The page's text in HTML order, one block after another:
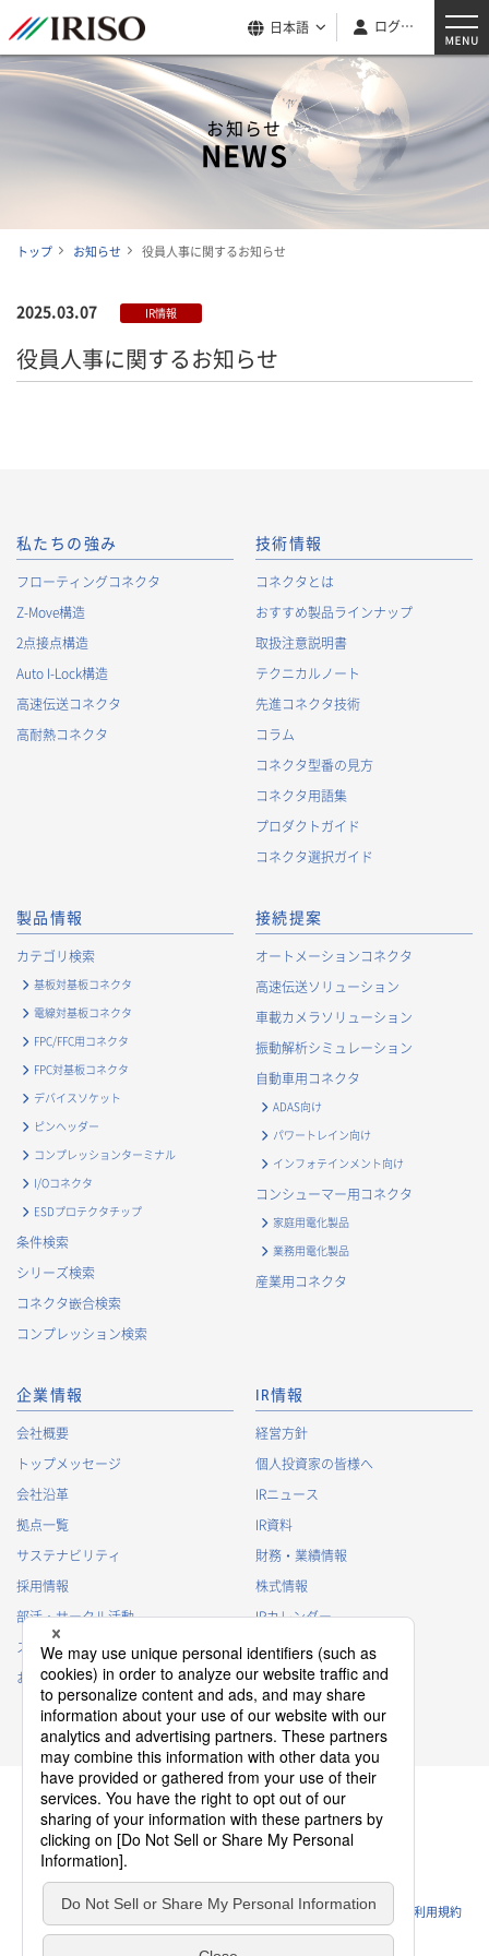
日本語 ログイン
お知らせ
NEWS
トップ お知らせ 役員人事に関するお知らせ
2025.03.07 IR情報
役員人事に関するお知らせ
私たちの強み
フローティングコネクタ
Z-Move構造
2点接点構造
Auto I-Lock構造
高速伝送コネクタ
高耐熱コネクタ
技術情報
コネクタとは
おすすめ製品ラインナップ
取扱注意説明書
テクニカルノート
先進コネクタ技術
コラム
コネクタ型番の見方
コネクタ用語集
プロダクトガイド
コネクタ選択ガイド
製品情報
カテゴリ検索
基板対基板コネクタ
電線対基板コネクタ
FPC/FFC用コネクタ
FPC対基板コネクタ
デバイスソケット
ピンヘッダー
コンプレッションターミナル
I/Oコネクタ
ESDプロテクタチップ
条件検索
シリーズ検索
コネクタ嵌合検索
コンプレッション検索
接続提案
オートメーションコネクタ
高速伝送ソリューション
車載カメラソリューション
振動解析シミュレーション
自動車用コネクタ
ADAS向け
パワートレイン向け
インフォテインメント向け
コンシューマー用コネクタ
家庭用電化製品
業務用電化製品
産業用コネクタ
企業情報
会社概要
トップメッセージ
会社沿革
拠点一覧
サステナビリティ
採用情報
部活・サークル活動
スポンサー活動
お問い合わせ
IR情報
経営方針
個人投資家の皆様へ
IRニュース
IR資料
財務・業績情報
株式情報
IRカレンダー
IRに関するよくあるご質問
IRポリシー
免責事項
プライバシーポリシー
クッキーポリシー
ソーシャルメディアポリシー
ウェブサイトのご利用条件 利用規約